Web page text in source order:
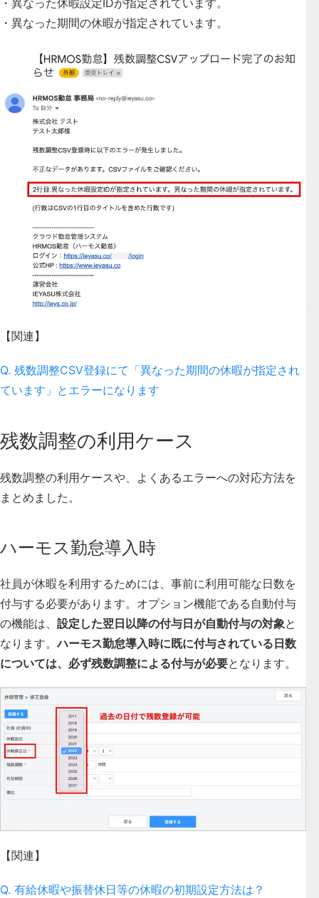
・異なった休暇設定IDが指定されています。
・異なった期間の休暇が指定されています。
【関連】
Q. 残数調整CSV登録にて「異なった期間の休暇が指定され
ています」とエラーになります
残数調整の利用ケース
残数調整の利用ケースや、よくあるエラーへの対応方法を
まとめました。
ハーモス勤怠導入時
社員が休暇を利用するためには、事前に利用可能な日数を
付与する必要があります。オプション機能である自動付与
の機能は、 設定した翌日以降の付与日が自動付与の対象と
なります。ハーモス勤怠導入時に既に付与されている日数
については、必ず残数調整による付与が必要となります。
【関連】
Q. 有給休暇や振替休日等の休暇の初期設定方法は？